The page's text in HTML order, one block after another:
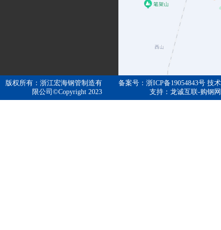
版权所有：浙江宏海钢管制造有
限公司©Copyright 2023
备案号：浙ICP备19054843号 技术
支持：龙诚互联-购钢网